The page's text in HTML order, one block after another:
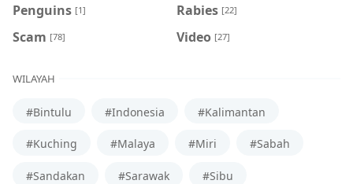
Penguins [1] Rabies [22]
Scam [78] Video [27]
WILAYAH
#Bintulu #Indonesia #Kalimantan
#Kuching #Malaya #Miri #Sabah
#Sandakan #Sarawak #Sibu